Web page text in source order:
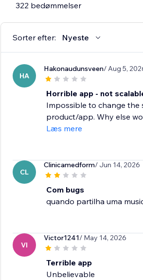
322 bedømmelser
Sorter efter: Nyeste
HA
Hakonaudunsveen/ Aug 5,
Horrible app - not
Impossible to change the
product/app. Why else
Læs mere
CL
Clinicamedform/ Jun 14, 2026
Com bugs
quando partilha uma
VI
Victor1241/ May 14, 2026
Terrible app
Unbelievable